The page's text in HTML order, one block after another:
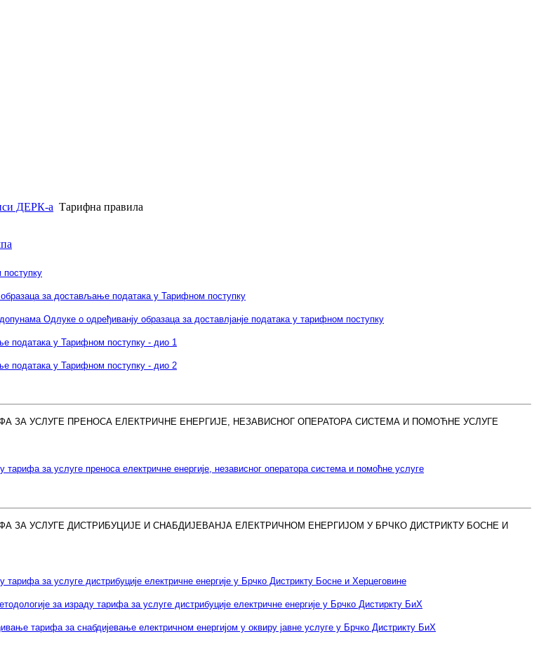
ДЕРК-а Тарифна правила
за достављање података у Тарифном поступку
Одлуке о одређиванју образаца за доставлјанје података у тарифном поступку
података у Тарифном поступку - дио 1
података у Тарифном поступку - дио 2
ЗА УСЛУГЕ ПРЕНОСА ЕЛЕКТРИЧНЕ ЕНЕРГИЈЕ, НЕЗАВИСНОГ ОПЕРАТОРА СИСТЕМА И ПОМОЋНЕ УСЛУГЕ
тарифа за услуге преноса електричне енергије, независног оператора система и помоћне услуге
ЗА УСЛУГЕ ДИСТРИБУЦИЈЕ И СНАБДИЈЕВАНЈА ЕЛЕКТРИЧНОМ ЕНЕРГИЈОМ У БРЧКО ДИСТРИКТУ БОСНЕ И
тарифа за услуге дистрибуције електричне енергије у Брчко Дистрикту Босне и Херцеговине
за израду тарифа за услуге дистрибуције електричне енергије у Брчко Дистиркту БиХ
тарифа за снабдијевање електричном енергијом у оквиру јавне услуге у Брчко Дистрикту БиХ